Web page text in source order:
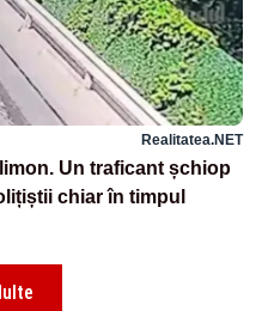
Realitatea.NET
Un traficant șchiop
chiar în timpul